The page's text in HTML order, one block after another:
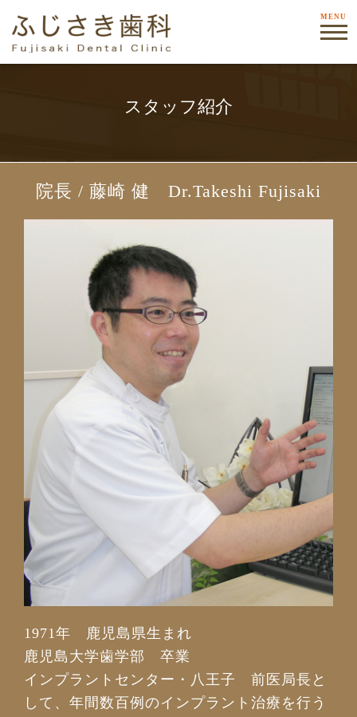
MENU
スタッフ紹介
院長 / 藤崎 健 Dr.Takeshi Fujisaki
1971年 鹿児島県生まれ
鹿児島大学歯学部 卒業
インプラントセンター・八王子 前医局長と
して、年間数百例のインプラント治療を行う